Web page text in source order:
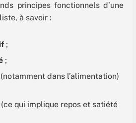
principes fonctionnels d’une
à savoir :
;
;
(notamment dans l’alimentation)
(ce qui implique repos et satiété